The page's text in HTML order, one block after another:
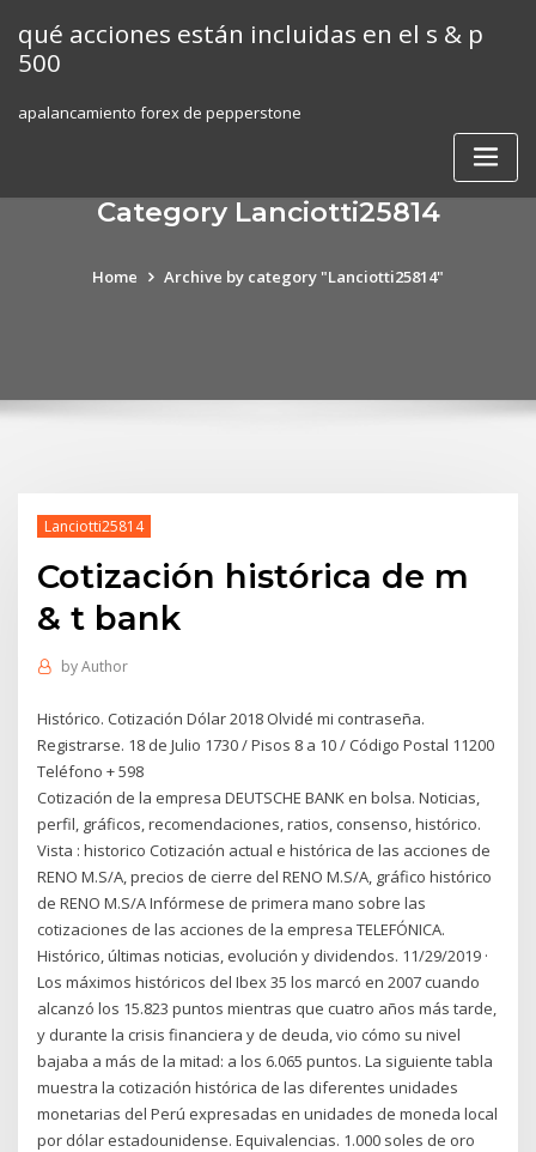
content
qué acciones están incluidas en el s & p
500
apalancamiento forex de pepperstone
Category Lanciotti25814
Home Archive by category "Lanciotti25814"
Lanciotti25814
Cotización histórica de m
& t bank
byAuthor
Histórico. Cotización Dólar 2018 Olvidé mi contraseña.
Registrarse. 18 de Julio 1730 / Pisos 8 a 10 / Código Postal 11200
Teléfono + 598
Cotización de la empresa DEUTSCHE BANK en bolsa. Noticias,
perfil, gráficos, recomendaciones, ratios, consenso, histórico.
Vista : historico Cotización actual e histórica de las acciones de
RENO M.S/A, precios de cierre del RENO M.S/A, gráfico histórico
de RENO M.S/A Infórmese de primera mano sobre las
cotizaciones de las acciones de la empresa TELEFÓNICA.
Histórico, últimas noticias, evolución y dividendos. 11/29/2019 ·
Los máximos históricos del Ibex 35 los marcó en 2007 cuando
alcanzó los 15.823 puntos mientras que cuatro años más tarde,
y durante la crisis financiera y de deuda, vio cómo su nivel
bajaba a más de la mitad: a los 6.065 puntos. La siguiente tabla
muestra la cotización histórica de las diferentes unidades
monetarias del Perú expresadas en unidades de moneda local
por dólar estadounidense. Equivalencias. 1.000 soles de oro